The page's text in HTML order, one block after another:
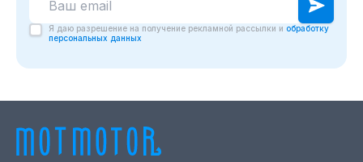
Я даю разрешение на получение рекламной рассылки и обработку
персональных данных